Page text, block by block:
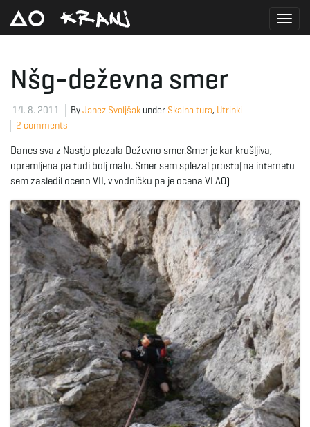
g
l
e
n
Nšg-deževna smer
14. 8. 2011 ByJanez Svoljšak under Skalna tura, Utrinki
2 comments
Danes sva z Nastjo plezala Deževno smer.Smer je kar krušljiva,
opremljena pa tudi bolj malo. Smer sem splezal prosto(na internetu
sem zasledil oceno VII, v vodničku pa je ocena VI A0)